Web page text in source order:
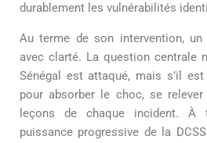
durablement les vulnérabilités
Au terme de son intervention, un
avec clarté. La question centrale
Sénégal est attaqué, mais s’il
pour absorber le choc, se
leçons de chaque incident. À
puissance progressive de la